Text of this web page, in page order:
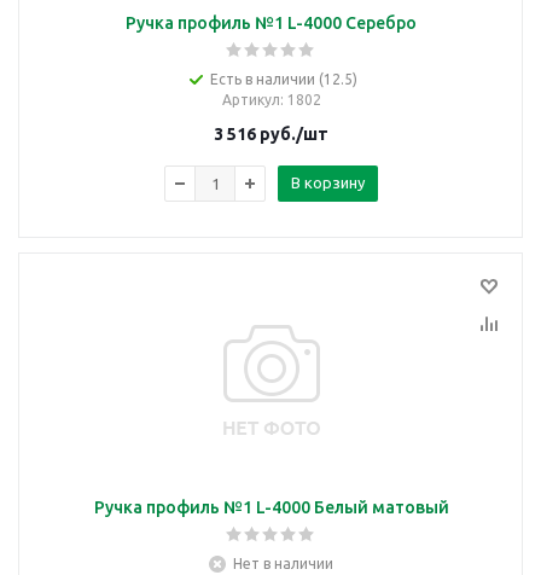
Ручка профиль №1 L-4000 Серебро
Есть в наличии (12.5)
Артикул: 1802
3 516 руб./шт
В корзину
Ручка профиль №1 L-4000 Белый матовый
Нет в наличии